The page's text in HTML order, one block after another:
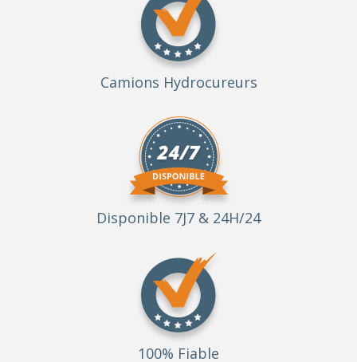
Camions Hydrocureurs
Disponible 7J7 & 24H/24
100% Fiable